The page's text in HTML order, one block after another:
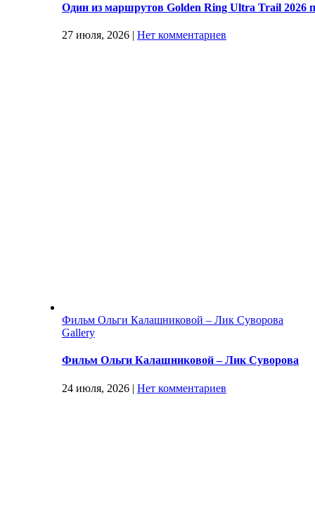
Один из маршрутов Golden Ring Ultra Trail
27 июля, 2026 | Нет комментариев
Фильм Ольги Калашниковой – Лик Суворова
Gallery
Фильм Ольги Калашниковой – Лик Суворова
24 июля, 2026 | Нет комментариев